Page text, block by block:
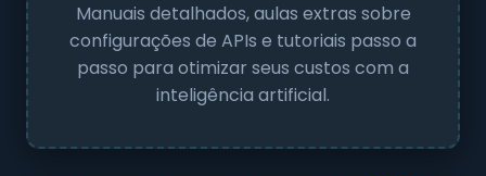
Manuais detalhados, aulas extras sobre
configurações de APIs e tutoriais passo a
passo para otimizar seus custos com a
inteligência artificial.